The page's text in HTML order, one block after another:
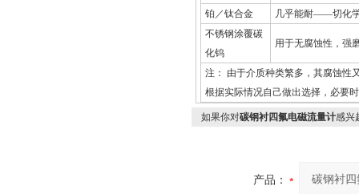
铂／钛合金
几乎能耐——切化
不锈钢涂覆碳
化钨
用于无腐蚀性，强
注： 由于介质种类繁多，其腐蚀性
根据实际情况自己做出选择，必要
如果你对碳钢衬四氟电磁流量计感兴
产品：